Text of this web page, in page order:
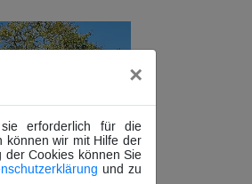
×
erforderlich für die
können wir mit Hilfe der
Cookies können Sie
und zu